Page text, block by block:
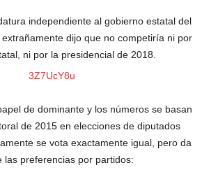
independiente al gobierno estatal del
extrañamente dijo que no competiría ni por
ni por la presidencial de 2018.
de dominante y los números se basan
de 2015 en elecciones de diputados
se vota exactamente igual, pero da
las preferencias por partidos: